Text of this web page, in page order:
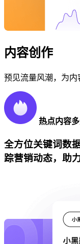
内容创作
预见流量风潮，为
热点内容
全方位关键词数
踪营销动态，助